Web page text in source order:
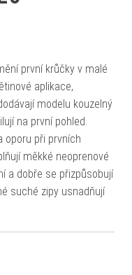
první krůčky v malé
aplikace,
modelu kouzelný
na první pohled.
oporu při prvních
měkké neoprenové
a dobře se přizpůsobují
suché zipy usnadňují